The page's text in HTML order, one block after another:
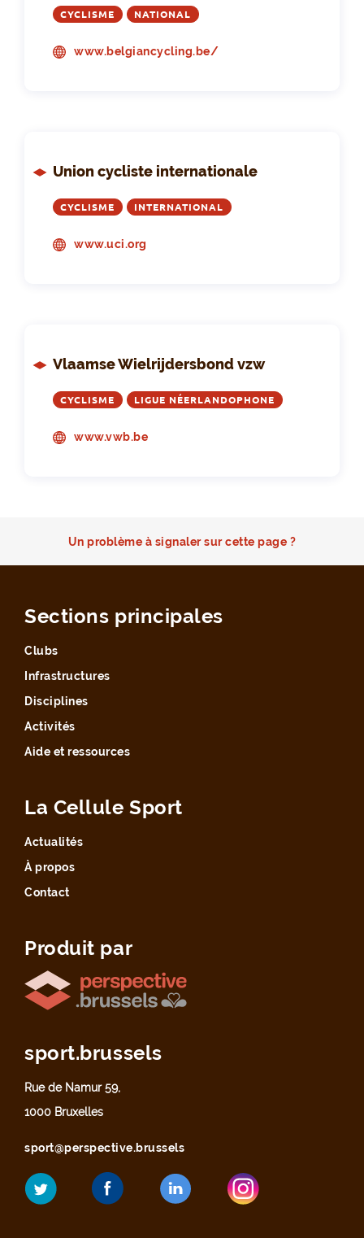
CYCLISME NATIONAL
www.belgiancycling.be/
Union cycliste internationale
CYCLISME INTERNATIONAL
www.uci.org
Vlaamse Wielrijdersbond vzw
CYCLISME LIGUE NÉERLANDOPHONE
www.vwb.be
Un problème à signaler sur cette page ?
Sections principales
Clubs
Infrastructures
Disciplines
Activités
Aide et ressources
La Cellule Sport
Actualités
À propos
Contact
Produit par
sport.brussels
Rue de Namur 59,
1000 Bruxelles
sport@perspective.brussels